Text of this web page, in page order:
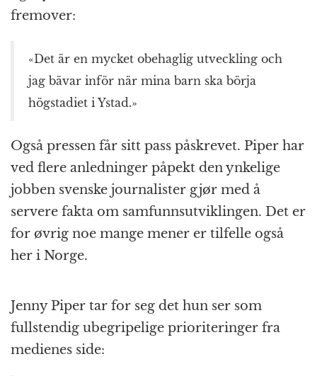
fremover:
«Det är en mycket obehaglig utveckling och
jag bävar inför när mina barn ska börja
högstadiet i Ystad.»
Også pressen får sitt pass påskrevet. Piper har
ved flere anledninger påpekt den ynkelige
jobben svenske journalister gjør med å
servere fakta om samfunnsutviklingen. Det er
for øvrig noe mange mener er tilfelle også
her i Norge.
Jenny Piper tar for seg det hun ser som
fullstendig ubegripelige prioriteringer fra
medienes side: